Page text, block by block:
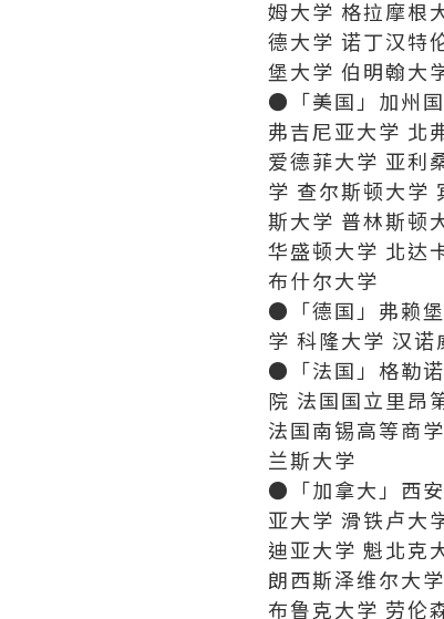
姆大学 格拉摩根
德大学 诺丁汉特
堡大学 伯明翰大
●「美国」加州
弗吉尼亚大学 北
爱德菲大学 亚利
学 查尔斯顿大学
斯大学 普林斯顿
华盛顿大学 北达
布什尔大学
●「德国」弗赖
学 科隆大学 汉
●「法国」格勒
院 法国国立里昂
法国南锡高等商
兰斯大学
●「加拿大」西
亚大学 滑铁卢大
迪亚大学 魁北克
朗西斯泽维尔大
布鲁克大学 劳伦